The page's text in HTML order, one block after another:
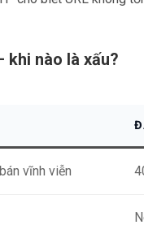
khi nào là xấu?
vĩnh viễn